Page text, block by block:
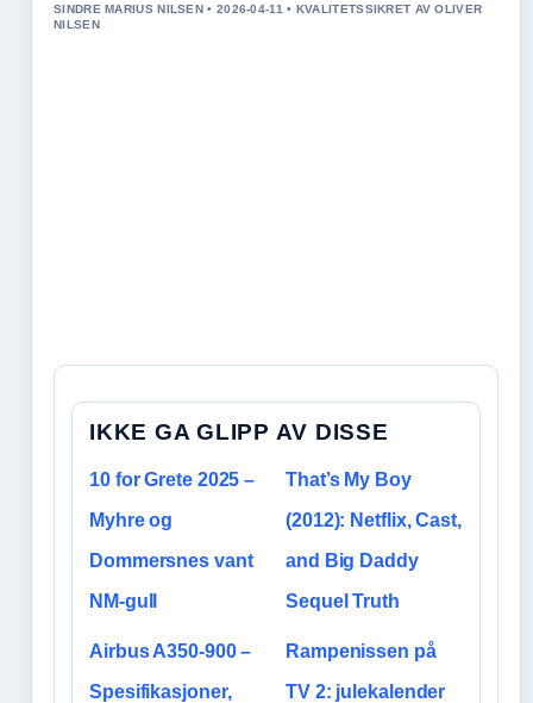
SINDRE MARIUS NILSEN • 2026-04-11 • KVALITETSSIKRET AV OLIVER
NILSEN
IKKE GA GLIPP AV DISSE
10 for Grete 2025 –
Myhre og
Dommersnes vant
NM-gull
That’s My Boy
(2012): Netflix, Cast,
and Big Daddy
Sequel Truth
Airbus A350-900 –
Spesifikasjoner,
Rampenissen på
TV 2: julekalender